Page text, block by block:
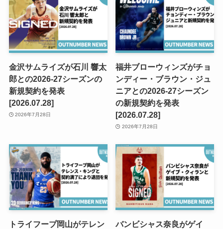
金沢サムライズが石川 響太
郎との2026-27シーズンの
新規契約を発表
[2026.07.28]
2026年7月28日
福井ブローウィンズがチョ
ンディー・ブラウン・ジュ
ニアとの2026-27シーズン
の新規契約を発表
[2026.07.28]
2026年7月28日
トライフープ岡山がテレン
バンビシャス奈良がゲイ